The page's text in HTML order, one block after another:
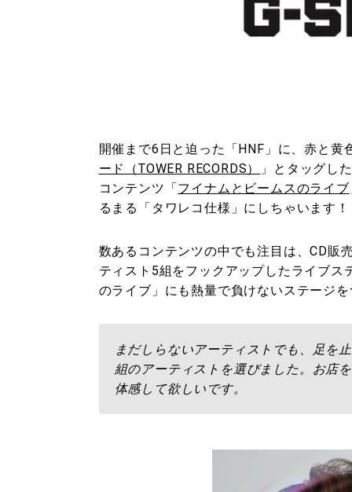
開催まで6日と迫った「HNF」に、赤と
ード（TOWER RECORDS）
」とタッグし
コンテンツ「 フイナムとビームスのライブ
るまる「タワレコ仕様」にしちゃいます！
数あるコンテンツの中でも注目は、CD販
ティスト5組をフックアップしたライブ
のライブ」にも熱量で負けないステージ
まだしらないアーティストでも、足を
組のアーティストを選びました。お店
体感して欲しいです。